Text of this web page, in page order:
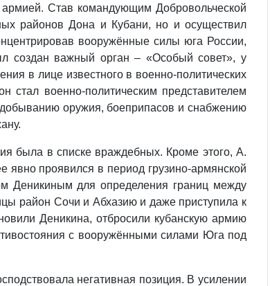
Став командующим Добровольческой
районов Дона и Кубани, но и осуществил
вооружённые силы юга России,
создан важный орган – «Особый совет», у
в лице известного в военно-политических
стал военно-политическим представителем
оружия, боеприпасов и снабжению
была в списке враждебных. Кроме этого, А.
явно проявился в период грузино-армянской
Деникиным для определения границ между
район Сочи и Абхазию и даже приступила к
Деникина, отбросили кубанскую армию
с вооружёнными силами Юга под
негативная позиция. В усилении